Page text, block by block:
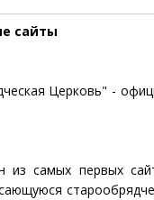
сайты
Церковь" -
из самых первых